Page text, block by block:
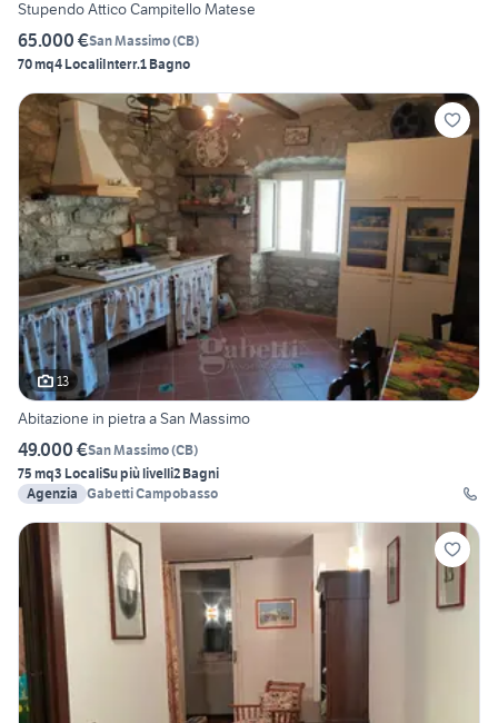
Stupendo Attico Campitello Matese
65.000 €San Massimo(CB)
70 mq4 LocaliInterr.1 Bagno
13
Abitazione in pietra a San Massimo
49.000 €San Massimo(CB)
75 mq3 LocaliSu più livelli2 Bagni
Agenzia Gabetti Campobasso